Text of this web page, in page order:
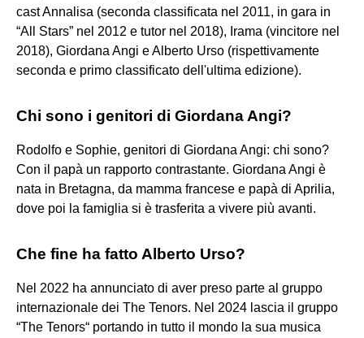
cast Annalisa (seconda classificata nel 2011, in gara in
“All Stars” nel 2012 e tutor nel 2018), Irama (vincitore nel
2018), Giordana Angi e Alberto Urso (rispettivamente
seconda e primo classificato dell'ultima edizione).
Chi sono i genitori di Giordana Angi?
Rodolfo e Sophie, genitori di Giordana Angi: chi sono?
Con il papà un rapporto contrastante. Giordana Angi è
nata in Bretagna, da mamma francese e papà di Aprilia,
dove poi la famiglia si è trasferita a vivere più avanti.
Che fine ha fatto Alberto Urso?
Nel 2022 ha annunciato di aver preso parte al gruppo
internazionale dei The Tenors. Nel 2024 lascia il gruppo
“The Tenors“ portando in tutto il mondo la sua musica